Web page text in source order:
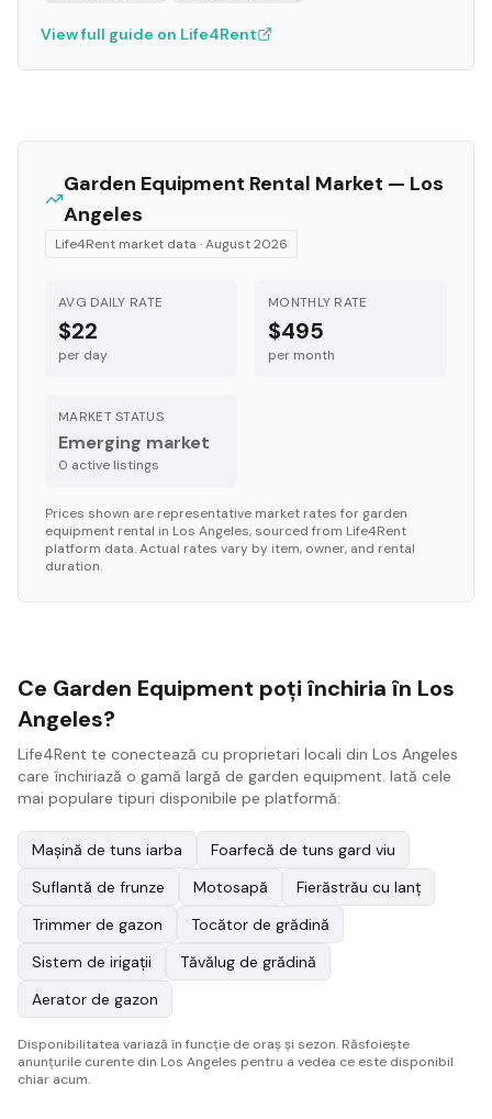
View full guide on Life4Rent
Garden Equipment Rental Market — Los
Angeles
Life4Rent market data ·August 2026
AVG DAILY RATE
$22
per day
MONTHLY RATE
$495
per month
MARKET STATUS
Emerging market
0 active listings
Prices shown are representative market rates for garden
equipment rental in Los Angeles, sourced from Life4Rent
platform data. Actual rates vary by item, owner, and rental
duration.
Ce Garden Equipment poți închiria în Los
Angeles?
Life4Rent te conectează cu proprietari locali din Los Angeles
care închiriază o gamă largă de garden equipment. Iată cele
mai populare tipuri disponibile pe platformă:
Mașină de tuns iarba
Foarfecă de tuns gard viu
Suflantă de frunze
Motosapă
Fierăstrău cu lanț
Trimmer de gazon
Tocător de grădină
Sistem de irigații
Tăvălug de grădină
Aerator de gazon
Disponibilitatea variază în funcție de oraș și sezon. Răsfoiește
anunțurile curente din Los Angeles pentru a vedea ce este disponibil
chiar acum.